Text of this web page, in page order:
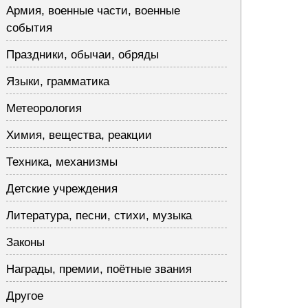
Армия, военные части, военные
события
Праздники, обычаи, обряды
Языки, грамматика
Метеорология
Химия, вещества, реакции
Техника, механизмы
Детские учреждения
Литература, песни, стихи, музыка
Законы
Награды, премии, поётные звания
Другое